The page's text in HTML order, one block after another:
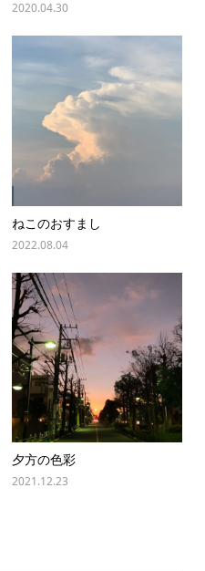
2020.04.30
ねこのおすまし
2022.08.04
夕方の色彩
2021.12.23